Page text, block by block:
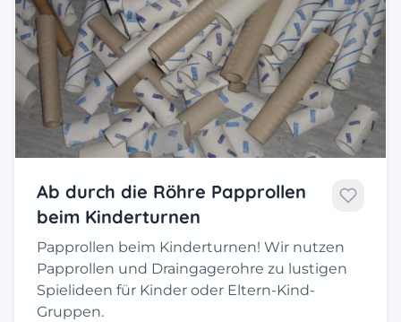
Ab durch die Röhre Papprollen
beim Kinderturnen
Papprollen beim Kinderturnen! Wir nutzen
Papprollen und Draingagerohre zu lustigen
Spielideen für Kinder oder Eltern-Kind-
Gruppen.